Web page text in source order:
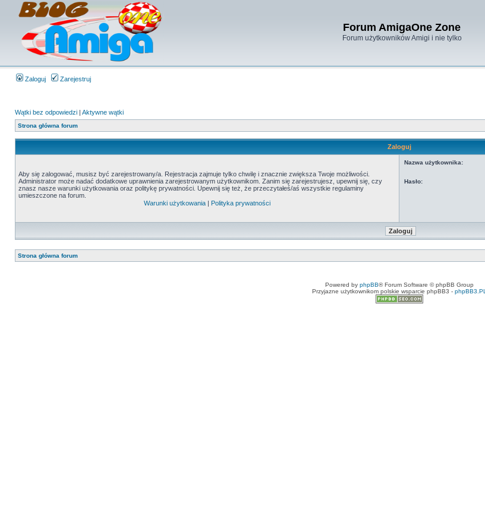
Forum AmigaOne Zone
Forum użytkowników Amigi i nie tylko
Zaloguj Zarejestruj
Wątki bez odpowiedzi | Aktywne wątki
Strona główna forum
Zaloguj
Aby się zalogować, musisz być zarejestrowany/a. Rejestracja zajmuje tylko chwilę i znacznie zwiększa Twoje możliwości.
Administrator może nadać dodatkowe uprawnienia zarejestrowanym użytkownikom. Zanim się zarejestrujesz, upewnij się, czy
znasz nasze warunki użytkowania oraz politykę prywatności. Upewnij się też, że przeczytałeś/aś wszystkie regulaminy
umieszczone na forum.
Warunki użytkowania | Polityka prywatności
Nazwa użytkownika:
Hasło:
Strona główna forum
Powered by phpBB® Forum Software © phpBB Group
Przyjazne użytkownikom polskie wsparcie phpBB3 - phpBB3.PL